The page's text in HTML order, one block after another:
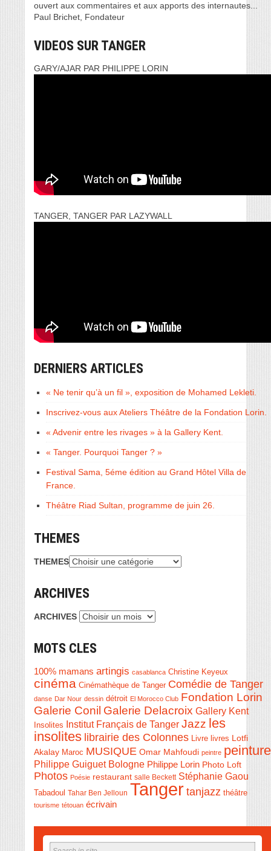
ouvert aux commentaires et aux apports des internautes...
Paul Brichet, Fondateur
VIDEOS SUR TANGER
GARY/AJAR PAR PHILIPPE LORIN
TANGER, TANGER PAR LAZYWALL
DERNIERS ARTICLES
« Ne tenir qu’à un fil », exposition de Mohamed Lekleti.
Inscrivez-vous aux Ateliers Théâtre de la Fondation Lorin.
« Advenir entre les rivages » à la Gallery Kent.
« Tanger. Pourquoi Tanger ? »
Festival Sama, 5éme édition au Grand Hôtel Villa de
France.
Théâtre Riad Sultan, programme de juin 26.
THEMES
THEMES
ARCHIVES
ARCHIVES
MOTS CLES
100% mamans artingis casablanca Christine Keyeux
cinéma Cinémathèque de Tanger Comédie de Tanger
danse Dar Nour dessin détroit El Morocco Club Fondation Lorin
Galerie Conil Galerie Delacroix Gallery Kent
Insolites Institut Français de Tanger Jazz les
insolites librairie des Colonnes Livre livres Lotfi
Akalay Maroc MUSIQUE Omar Mahfoudi peintre peinture
Philippe Guiguet Bologne Philippe Lorin Photo Loft
Photos Poésie restaurant salle Beckett Stéphanie Gaou
Tabadoul Tahar Ben Jelloun Tanger tanjazz théâtre
tourisme tétouan écrivain